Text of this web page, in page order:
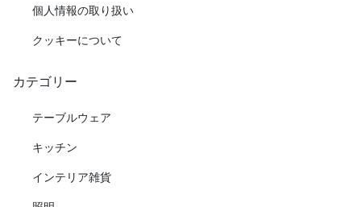
個人情報の取り扱い
クッキーについて
カテゴリー
テーブルウェア
キッチン
インテリア雑貨